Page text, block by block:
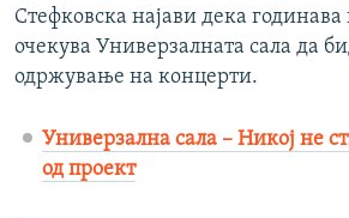
Стефковска најави дека
очекува Универзалната сала да
одржување на концерти.
Универзална сала – Никој не
од проект